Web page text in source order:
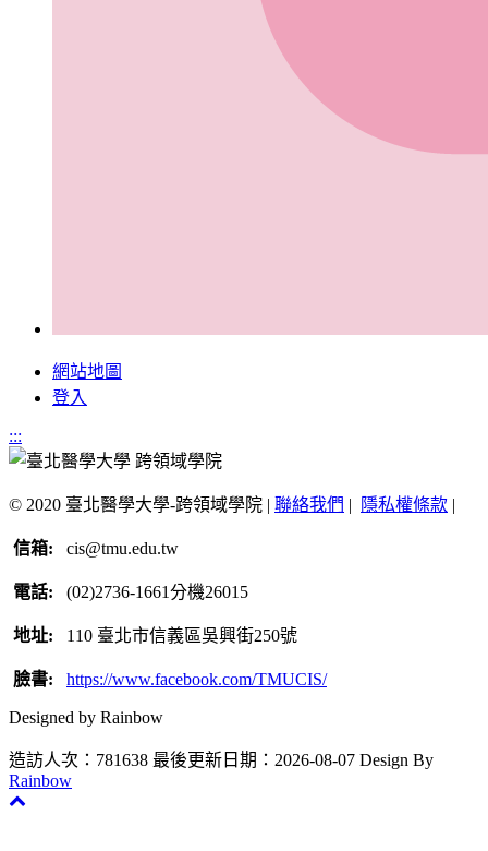
網站地圖
登入
:::
© 2020 臺北醫學大學-跨領域學院 | 聯絡我們 | 隱私權條款 |
信箱: cis@tmu.edu.tw
電話: (02)2736-1661分機26015
地址: 110 臺北市信義區吳興街250號
臉書: https://www.facebook.com/TMUCIS/
Designed by Rainbow
造訪人次：781638 最後更新日期：2026-08-07 Design By
Rainbow